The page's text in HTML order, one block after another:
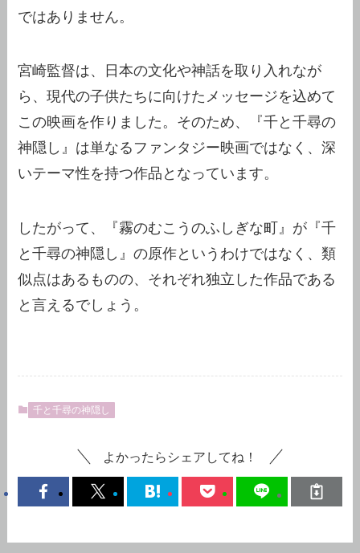
ではありません。
宮崎監督は、日本の文化や神話を取り入れなが
ら、現代の子供たちに向けたメッセージを込めて
この映画を作りました。そのため、『千と千尋の
神隠し』は単なるファンタジー映画ではなく、深
いテーマ性を持つ作品となっています。
したがって、『霧のむこうのふしぎな町』が『千
と千尋の神隠し』の原作というわけではなく、類
似点はあるものの、それぞれ独立した作品である
と言えるでしょう。
千と千尋の神隠し
よかったらシェアしてね！